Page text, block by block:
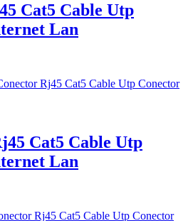
Cat5 Cable Utp
Lan
Cat5 Cable Utp
Lan